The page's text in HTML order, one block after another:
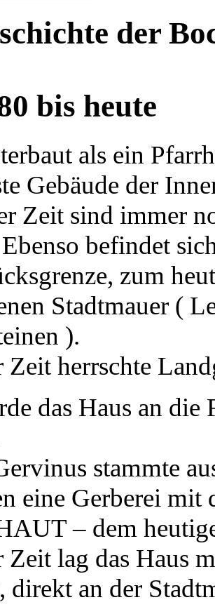
der
bis heute
als ein
Gebäude der
Zeit sind immer
befindet
zum
Stadtmauer (
).
Zeit herrschte
das Haus an
stammte
eine Gerberei mit
– dem
Zeit lag das Haus
direkt an der